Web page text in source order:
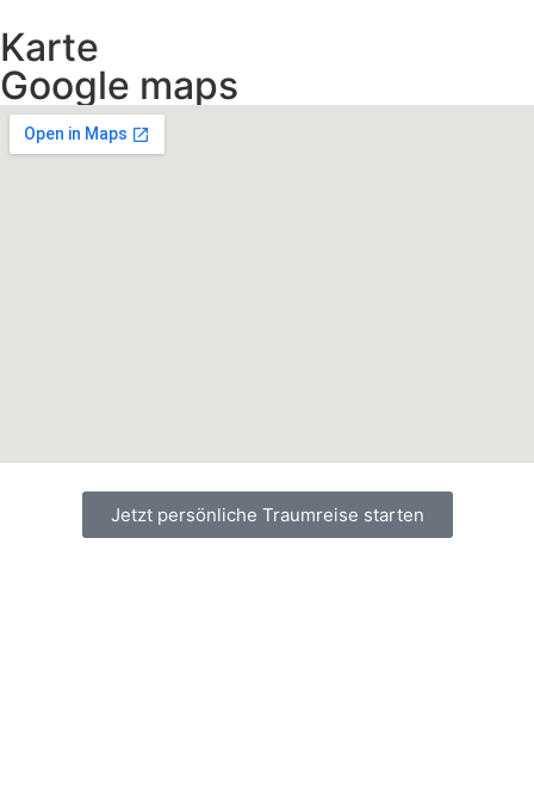
Karte
Google maps
Jetzt persönliche Traumreise starten